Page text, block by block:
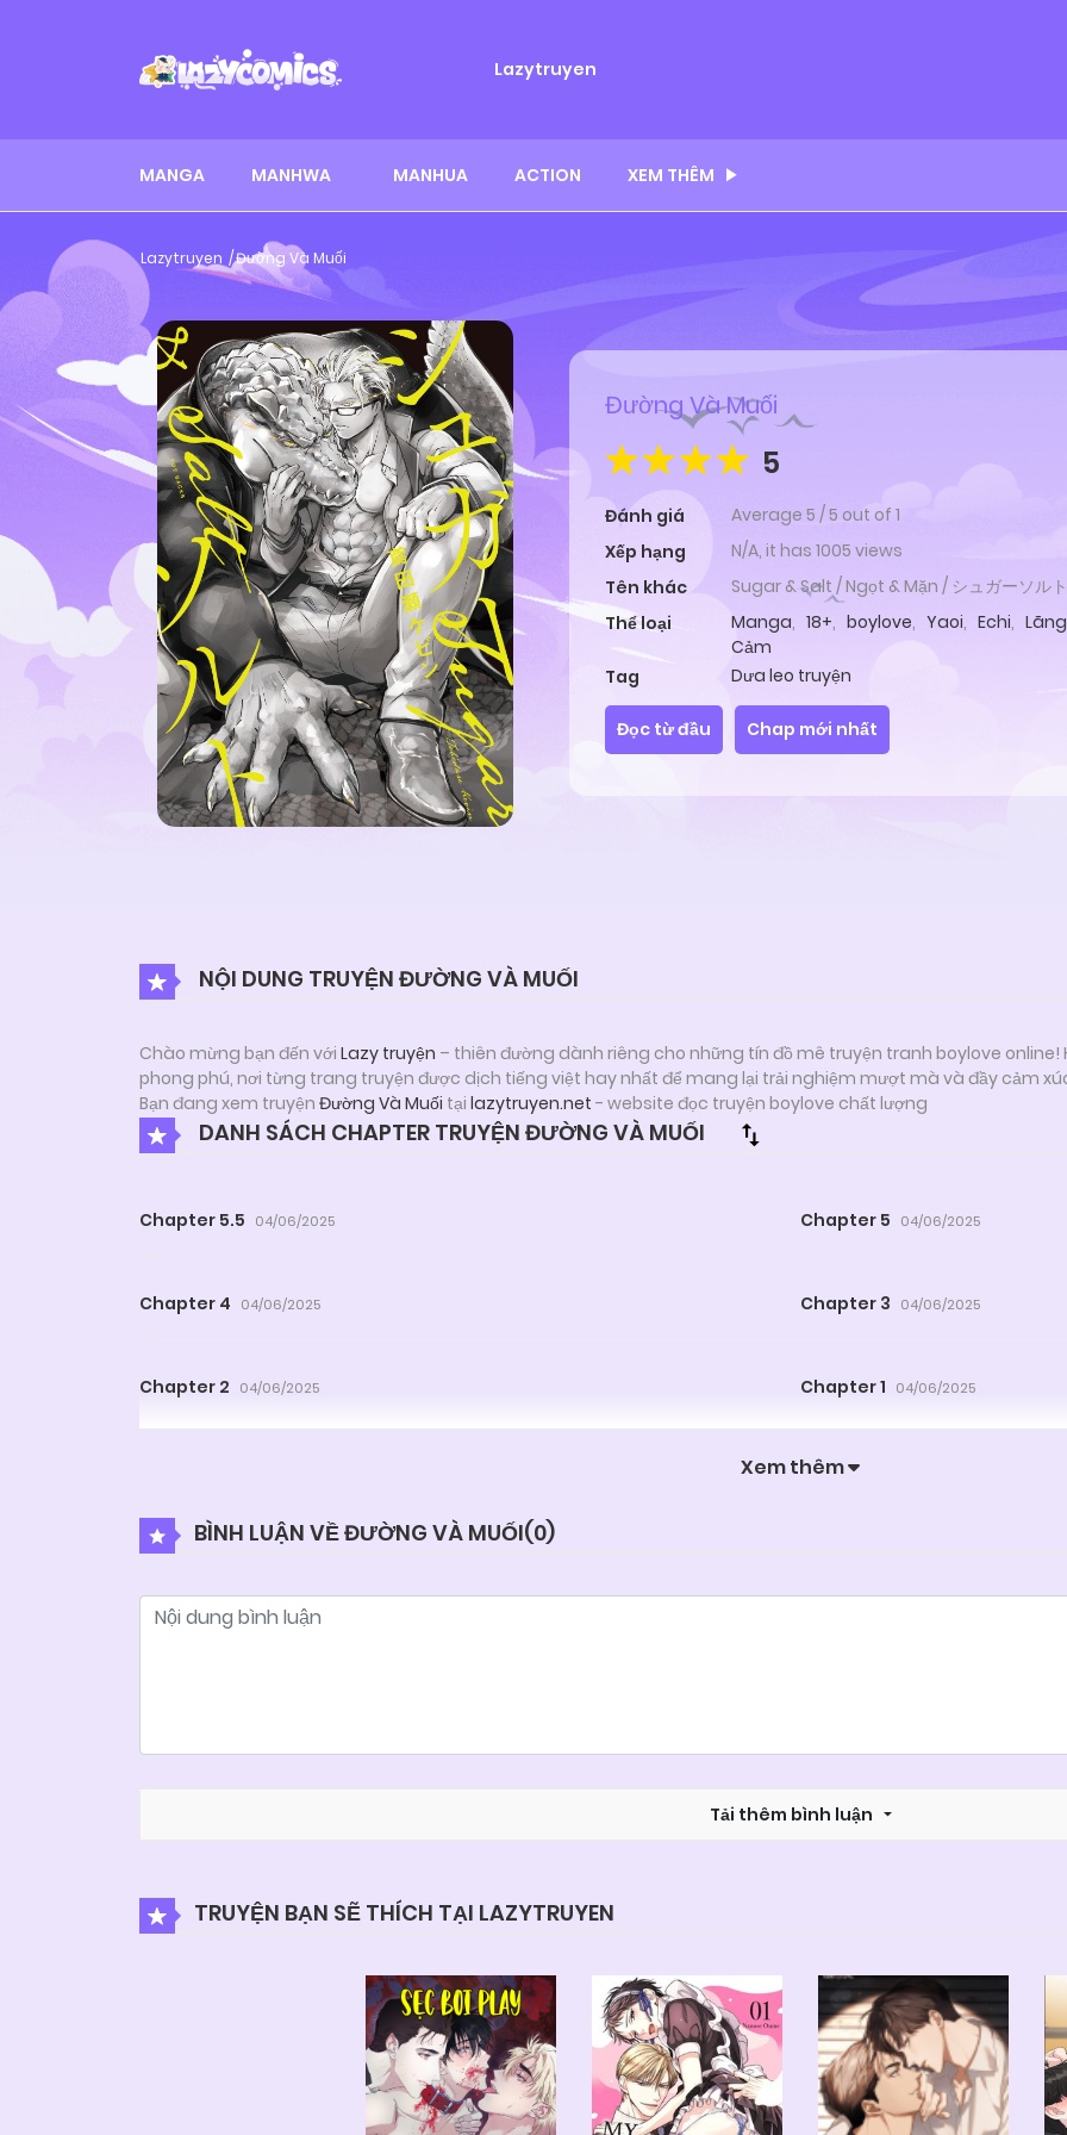
Lazytruyen
MANGA MANHWA MANHUA ACTION XEM THÊM
Lazytruyen Đường Và Muối
Đường Và Muối
5
Đánh giá Average 5 /5 out of 1
Xếp hạng
N/A, it has 1005 views
Tên khác
Sugar & Salt / Ngọt & Mặn / シュガーソルト
Thể loại
Manga, 18+, boylove, Yaoi, Echi,
Cảm
Tag
Dưa leo truyện
Đọc từ đầu Chap mới nhất
NỘI DUNG TRUYỆN ĐƯỜNG VÀ MUỐI
Chào mừng bạn đến với Lazy truyện – thiên đường dành riêng cho những tín đồ mê truyện tranh boylove
phong phú, nơi từng trang truyện được dịch tiếng việt hay nhất để mang lại trải nghiệm mượt mà và đầy cảm
Bạn đang xem truyện Đường Và Muối tại lazytruyen.net - website đọc truyện boylove chất lượng
DANH SÁCH CHAPTER TRUYỆN ĐƯỜNG VÀ MUỐI
Chapter 5.5 04/06/2025 Chapter 5 04/06/2025
Chapter 4 04/06/2025 Chapter 3 04/06/2025
Chapter 2 04/06/2025 Chapter 1 04/06/2025
Xem thêm
BÌNH LUẬN VỀ ĐƯỜNG VÀ MUỐI(0)
Tải thêm bình luận
TRUYỆN BẠN SẼ THÍCH TẠI LAZYTRUYEN